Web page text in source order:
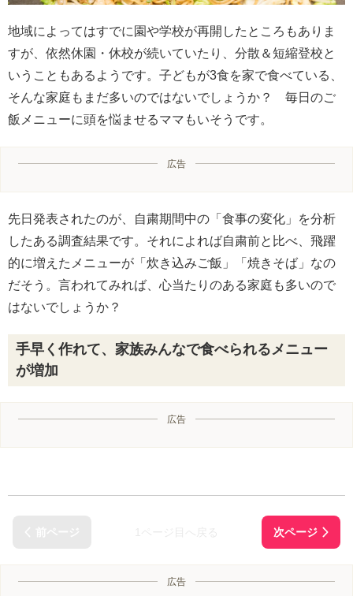
地域によってはすでに園や学校が再開したところもありま
すが、依然休園・休校が続いていたり、分散＆短縮登校と
いうこともあるようです。子どもが3食を家で食べている、
そんな家庭もまだ多いのではないでしょうか？ 毎日のご
飯メニューに頭を悩ませるママもいそうです。
広告
先日発表されたのが、自粛期間中の「食事の変化」を分析
したある調査結果です。それによれば自粛前と比べ、飛躍
的に増えたメニューが「炊き込みご飯」「焼きそば」なの
だそう。言われてみれば、心当たりのある家庭も多いので
はないでしょうか？
手早く作れて、家族みんなで食べられるメニュー
が増加
広告
広告